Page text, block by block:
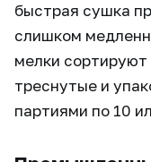
быстрая сушка
слишком
мелки
треснутые и
партиями по 10